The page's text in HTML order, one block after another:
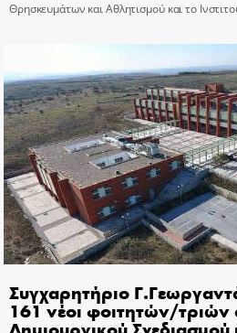
Θρησκευμάτων και Αθλητισμού και το
Συγχαρητήριο
161 νέοι φοιτητών/τριών
Δημιουργικού